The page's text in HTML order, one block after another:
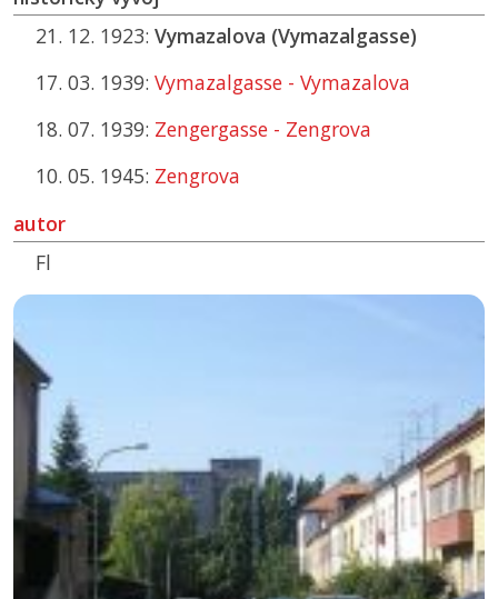
21. 12. 1923: Vymazalova (Vymazalgasse)
17. 03. 1939: Vymazalgasse - Vymazalova
18. 07. 1939: Zengergasse - Zengrova
10. 05. 1945: Zengrova
autor
Fl